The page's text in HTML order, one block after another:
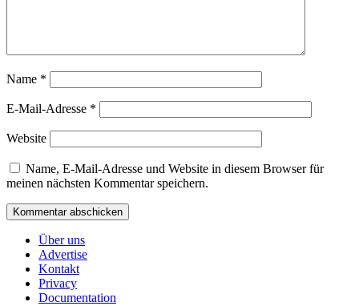
Name *
E-Mail-Adresse *
Website
Name, E-Mail-Adresse und Website in diesem Browser für
meinen nächsten Kommentar speichern.
Über uns
Advertise
Kontakt
Privacy
Documentation